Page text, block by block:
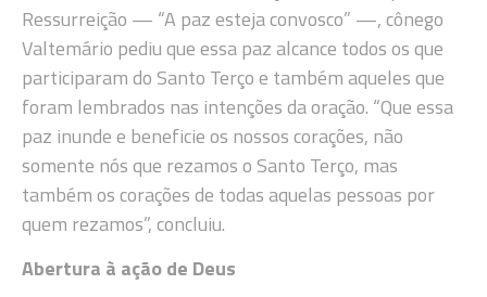
Ressurreição — “A paz esteja convosco” —, cônego
Valtemário pediu que essa paz alcance todos os que
participaram do Santo Terço e também aqueles que
foram lembrados nas intenções da oração. “Que essa
paz inunde e beneficie os nossos corações, não
somente nós que rezamos o Santo Terço, mas
também os corações de todas aquelas pessoas por
quem rezamos”, concluiu.
Abertura à ação de Deus